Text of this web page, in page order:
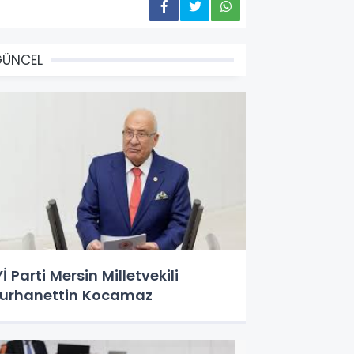
Parti Mersin Milletvekili
Kocamaz